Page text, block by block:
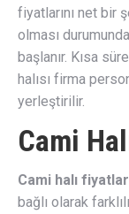
fiyatlarını net bir
olması
başlanır. Kısa
halısı firma
yerleştirilir.
Cami
Cami halı
bağlı olarak